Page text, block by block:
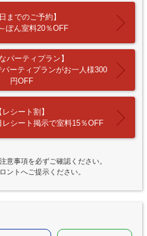
までのご予約】
ぽん室料20％OFF
パーティプラン】
ーティプランがお一人様300
円OFF
レシート割】
シート掲示で室料15％OFF
事項を必ずご確認ください。
ントへご提示ください。